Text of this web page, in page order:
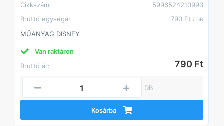
Cikkszám
5996524210993
Bruttó egységár
790 Ft / DB
MŰANYAG DISNEY
Van raktáron
Bruttó ár:
790 Ft
DB
Kosárba